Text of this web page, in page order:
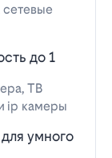
до 1
ТВ
ip камеры
умного